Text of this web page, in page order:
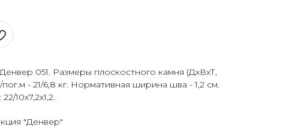
051. Размеры плоскостного камня (ДхВхТ,
пог.м - 21/6,8 кг. Нормативная ширина шва - 1,2 см.
10х7,2х1,2.
"Денвер"